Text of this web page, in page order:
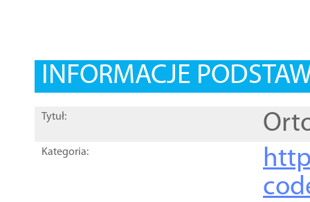
INFORMACJE
Tytuł:
Kategoria: